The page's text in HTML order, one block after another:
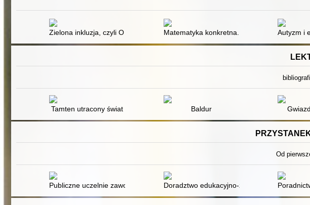
Zielona inkluzja, czyli O relacji człowieka z przyrodą, outdoor education i leśnej
Matematyka konkretna. 2, Autyzm i
Tamten utracony świat Baldur
Od
Publiczne uczelnie zawodowe szansą na regionalne centra edukacji
Doradztwo edukacyjno-zawodowe :